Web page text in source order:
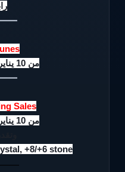
من 10 يناير حتى 31 يناير 2019
Sales
من 10 يناير حتى 21 يناير 2019
+8/+6 stone